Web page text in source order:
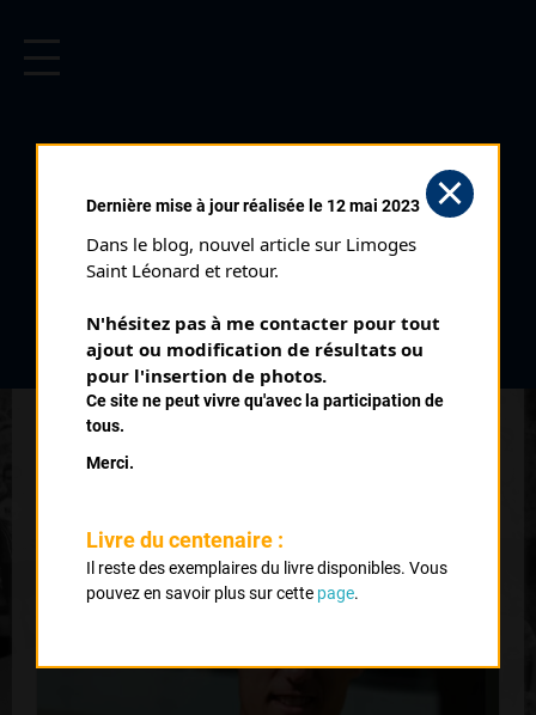
PALMARÈS
2014 , Troche
5 La Rivière de Mansac Départemental 3
8 Brignac La Plaine Départemental 3
QUELQUES COUREURS DE LA
MÊME GÉNÉRATION
Dernière mise à jour réalisée le 12 mai 2023
Dans le blog, nouvel article sur Limoges
Saint Léonard et retour.
N'hésitez pas à me contacter pour tout
ajout ou modification de résultats ou
pour l'insertion de photos.
Ce site ne peut vivre qu'avec la participation de
tous.
Merci.
Livre du centenaire :
Il reste des exemplaires du livre disponibles. Vous
pouvez en savoir plus sur cette page.